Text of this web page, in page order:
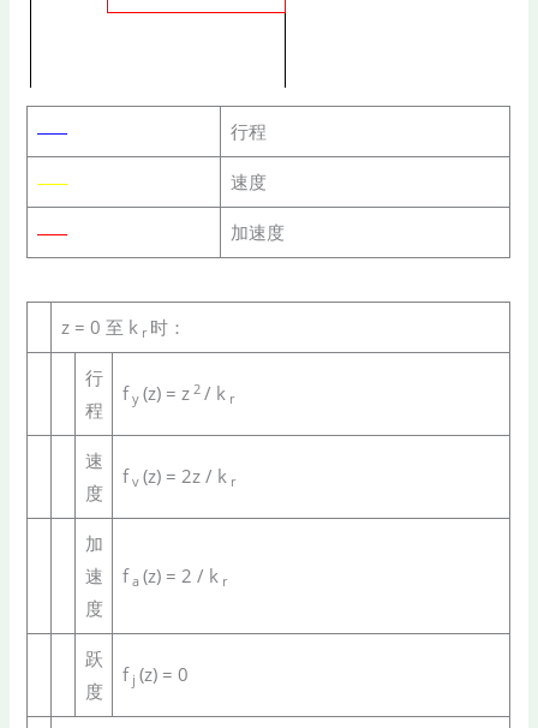
行程
速度
加速度
z = 0 至 kr 时：
行
程
f y (z) = z2 / kr
速
度
f v (z) = 2z / kr
加
速
度
f a (z) = 2 / kr
跃
度
f j (z) = 0